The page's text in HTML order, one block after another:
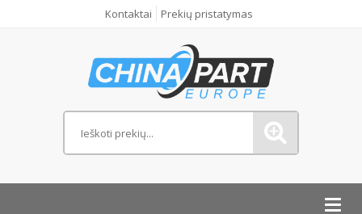
Kontaktai Prekių pristatymas